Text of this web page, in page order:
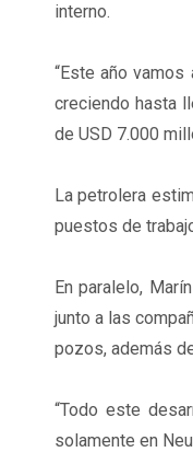
interno.
“Este año
creciendo hasta
de USD 7.000
La petrolera
puestos de
En paralelo,
junto a las
pozos, además
“Todo este
solamente en